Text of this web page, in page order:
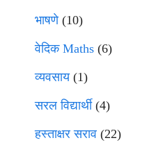
भाषणे(10)
वेदिक Maths (6)
व्यवसाय(1)
सरल विद्यार्थी(4)
हस्ताक्षर सराव (22)